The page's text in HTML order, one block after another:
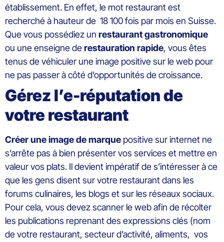
établissement. En effet, le mot restaurant est
recherché à hauteur de 18 100 fois par mois en Suisse.
Que vous possédiez un restaurant gastronomique
ou une enseigne derestauration rapide, vous êtes
tenus de véhiculer une image positive sur le web pour
ne pas passer à côté d’opportunités de croissance.
Gérez l’e-réputation de
votre restaurant
Créer une image de marque positive sur internet ne
s’arrête pas à bien présenter vos services et mettre en
valeur vos plats. Il devient impératif de s’intéresser à ce
que les gens disent sur votre restaurant dans les
forums culinaires, les blogs et sur les réseaux sociaux.
Pour cela, vous devez scanner le web afin de récolter
les publications reprenant des expressions clés (nom
de votre restaurant, secteur d’activité, aliments, vos